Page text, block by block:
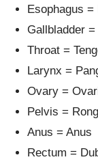
Esophagus =
Gallbladder
Throat =
Larynx =
Ovary =
Pelvis =
Anus = Anus
Rectum =